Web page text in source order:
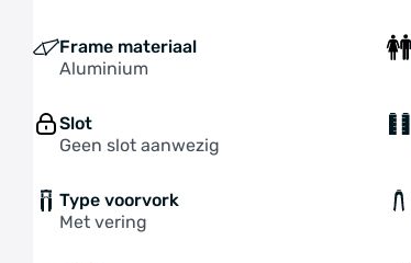
Frame materiaal
Aluminium
Slot
Geen slot aanwezig
Type voorvork
Met vering